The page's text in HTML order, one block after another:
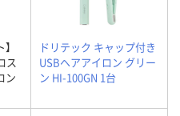
ス
ン
ドリテック キャップ付き
USBヘアアイロン グリー
ン HI-100GN 1台